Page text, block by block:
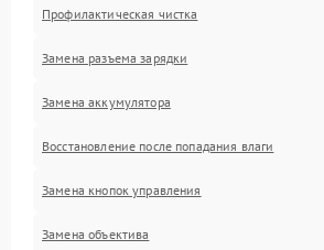
Профилактическая чистка
Замена разъема зарядки
Замена аккумулятора
Восстановление после попадания влаги
Замена кнопок управления
Замена объектива